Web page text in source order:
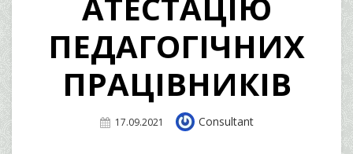
ПЕДАГОГІЧНИХ
ПРАЦІВНИКІВ
Posted
17.09.2021 Author
Consultant